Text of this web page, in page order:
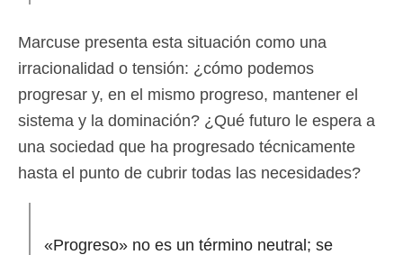
Marcuse presenta esta situación como una
irracionalidad o tensión: ¿cómo podemos
progresar y, en el mismo progreso, mantener el
sistema y la dominación? ¿Qué futuro le espera a
una sociedad que ha progresado técnicamente
hasta el punto de cubrir todas las necesidades?
«Progreso» no es un término neutral; se